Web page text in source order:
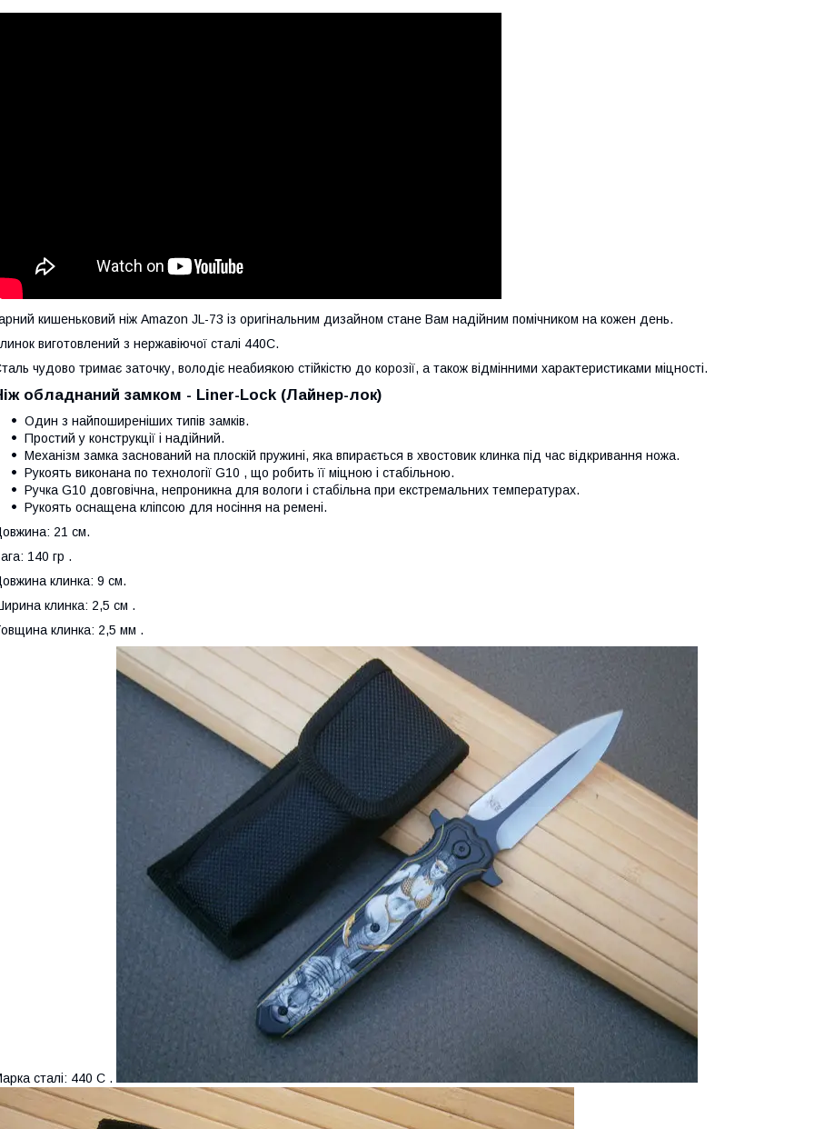
кишеньковий ніж Аmazon JL-73 із оригінальним дизайном стане Вам надійним помічником на кожен день.
виготовлений з нержавіючої сталі 440С.
чудово тримає заточку, володіє неабиякою стійкістю до корозії, а також відмінними характеристиками міцності.
обладнаний замком - Liner-Lock (Лайнер-лок)
Один з найпоширеніших типів замків.
Простий у конструкції і надійний.
Механізм замка заснований на плоскій пружині, яка впирається в хвостовик клинка під час відкривання ножа.
Рукоять виконана по технології G10 , що робить її міцною і стабільною.
Ручка G10 довговічна, непроникна для вологи і стабільна при екстремальних температурах.
Рукоять оснащена кліпсою для носіння на ремені.
21 см.
140 гр .
клинка: 9 см.
клинка: 2,5 см .
клинка: 2,5 мм .
сталі: 440 С .